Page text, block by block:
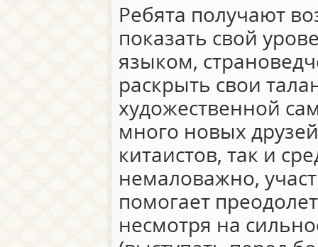
Ребята получают
показать свой
языком,
раскрыть свои
художественной
много новых
китаистов, так и
немаловажно,
помогает
несмотря на